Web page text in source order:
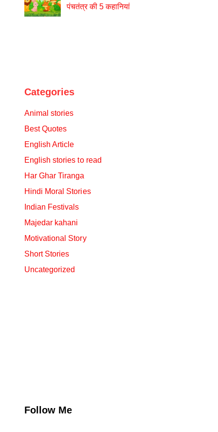
पंचतंत्र की 5 कहानियां
Categories
Animal stories
Best Quotes
English Article
English stories to read
Har Ghar Tiranga
Hindi Moral Stories
Indian Festivals
Majedar kahani
Motivational Story
Short Stories
Uncategorized
Follow Me